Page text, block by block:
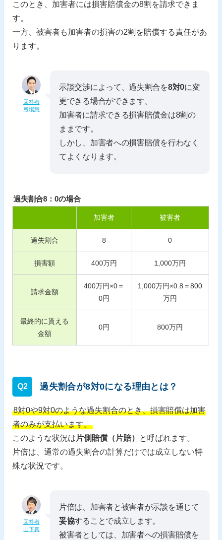
このとき、加害者には損害賠償金の8割を請求できま
す。
一方、被害者も加害者の損害の2割を賠償する責任があ
ります。
回答者
弓場慧
示談交渉によって、過失割合を8対0に変
更できる場合ができます。
加害者に請求できる損害賠償金は8割の
ままです。
しかし、加害者への損害賠償を行わなく
てよくなります。
過失割合8：0の場合
加害者 被害者
過失割合 8 0
損害額 400万円 1,000万円
請求金額
400万円×0＝
0円
1,000万円×0.8 ＝800
万円
最終的に貰える
金額
0円 800万円
Q2 過失割合が8対0になる理由とは？
8対0や9対0のような過失割合のとき、損害賠償は加害
者のみが支払います。
このような状況は片側賠償（片賠）
と呼ばれます。
片倍は、通常の過失割合の計算だけでは成立しない特
殊な状況です。
回答者
山下真
片倍は、加害者と被害者が示談を通じて
妥協することで成立します。
被害者としては、加害者への損害賠償を